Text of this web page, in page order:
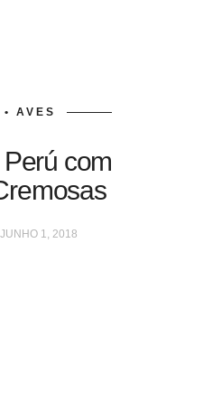
AVES
com
1, 2018